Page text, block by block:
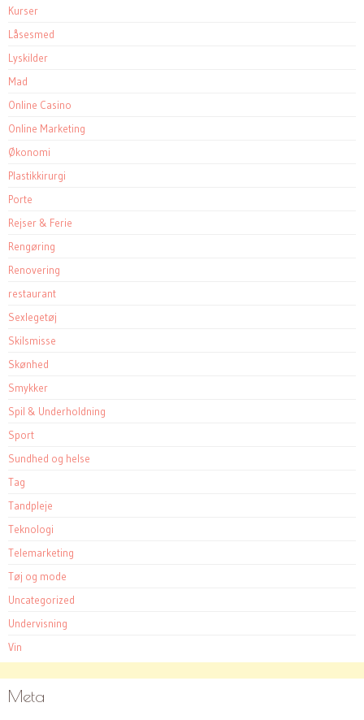
Kurser
Låsesmed
Lyskilder
Mad
Online Casino
Online Marketing
Økonomi
Plastikkirurgi
Porte
Rejser & Ferie
Rengøring
Renovering
restaurant
Sexlegetøj
Skilsmisse
Skønhed
Smykker
Spil & Underholdning
Sport
Sundhed og helse
Tag
Tandpleje
Teknologi
Telemarketing
Tøj og mode
Uncategorized
Undervisning
Vin
Meta